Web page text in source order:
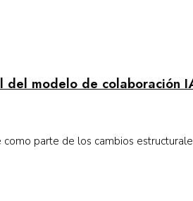
del modelo de colaboración
parte de los cambios